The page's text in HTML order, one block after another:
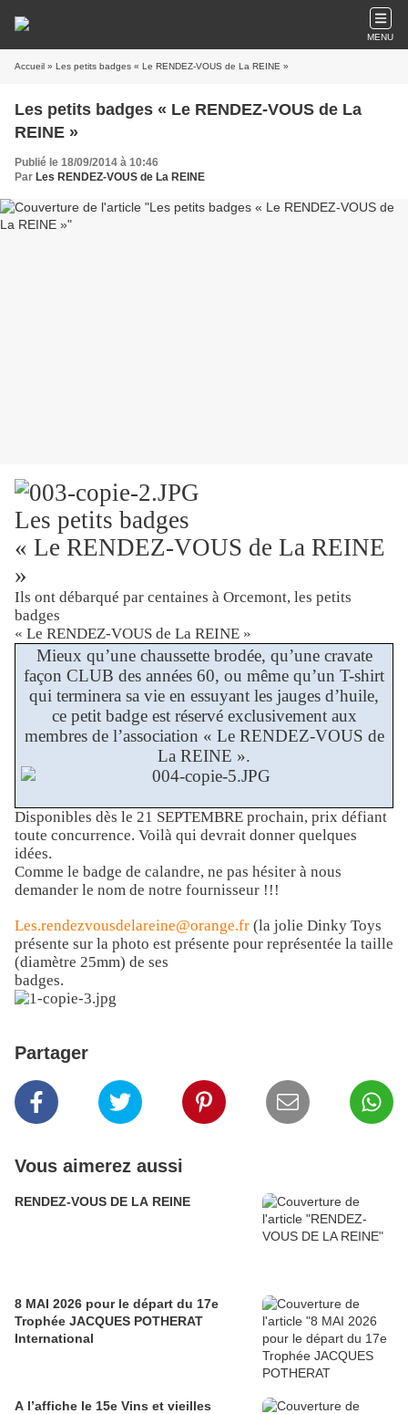
MENU
Accueil » Les petits badges « Le RENDEZ-VOUS de La REINE »
Les petits badges « Le RENDEZ-VOUS de La
REINE »
Publié le 18/09/2014 à 10:46
Par Les RENDEZ-VOUS de La REINE
Les petits badges
« Le RENDEZ-VOUS de La REINE
»
Ils ont débarqué par centaines à Orcemont, les petits
badges
« Le RENDEZ-VOUS de La REINE »
Mieux qu’une chaussette brodée, qu’une cravate
façon CLUB des années 60, ou même qu’un T-shirt
qui terminera sa vie en essuyant les jauges d’huile,
ce petit badge est réservé exclusivement aux
membres de l’association « Le RENDEZ-VOUS de
La REINE ».
Disponibles dès le 21 SEPTEMBRE prochain, prix défiant
toute concurrence. Voilà qui devrait donner quelques
idées.
Comme le badge de calandre, ne pas hésiter à nous
demander le nom de notre fournisseur !!!
Les.rendezvousdelareine@orange.fr (la jolie Dinky Toys
présente sur la photo est présente pour représentée la taille
(diamètre 25mm) de ses
badges.
Partager
Vous aimerez aussi
RENDEZ-VOUS DE LA REINE
8 MAI 2026 pour le départ du 17e
Trophée JACQUES POTHERAT
International
A l’affiche le 15e Vins et vieilles